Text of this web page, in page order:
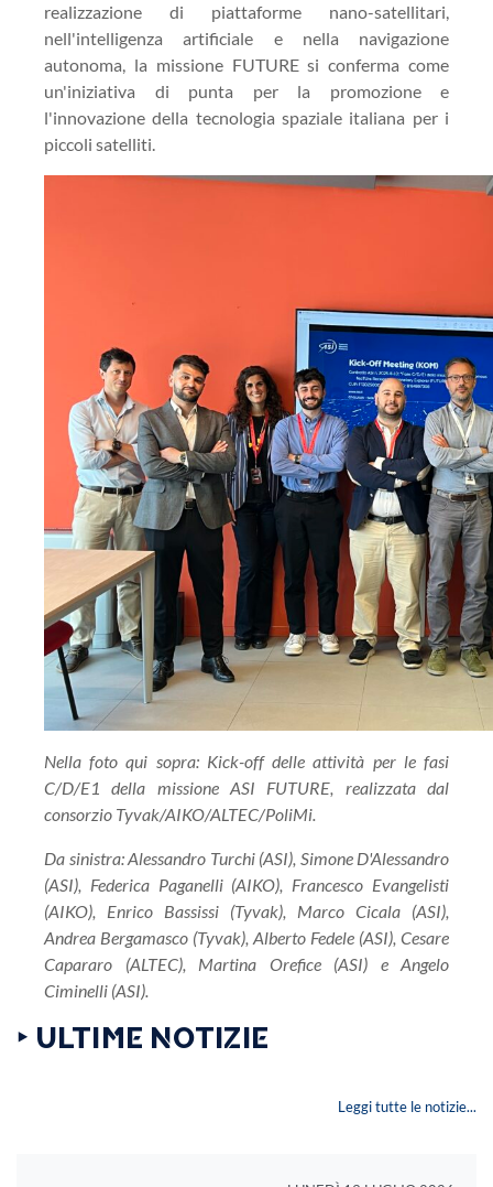
realizzazione di piattaforme nano-satellitari,
nell'intelligenza artificiale e nella navigazione
autonoma, la missione FUTURE si conferma come
un'iniziativa di punta per la promozione e
l'innovazione della tecnologia spaziale italiana per i
piccoli satelliti.
Nella foto qui sopra: Kick-off delle attività per le fasi
C/D/E1 della missione ASI FUTURE, realizzata dal
consorzio Tyvak/AIKO/ALTEC/PoliMi.
Da sinistra: Alessandro Turchi (ASI), Simone D'Alessandro
(ASI), Federica Paganelli (AIKO), Francesco Evangelisti
(AIKO), Enrico Bassissi (Tyvak), Marco Cicala (ASI),
Andrea Bergamasco (Tyvak), Alberto Fedele (ASI), Cesare
Capararo (ALTEC), Martina Orefice (ASI) e Angelo
Ciminelli (ASI).
‣ ULTIME NOTIZIE
Leggi tutte le notizie...